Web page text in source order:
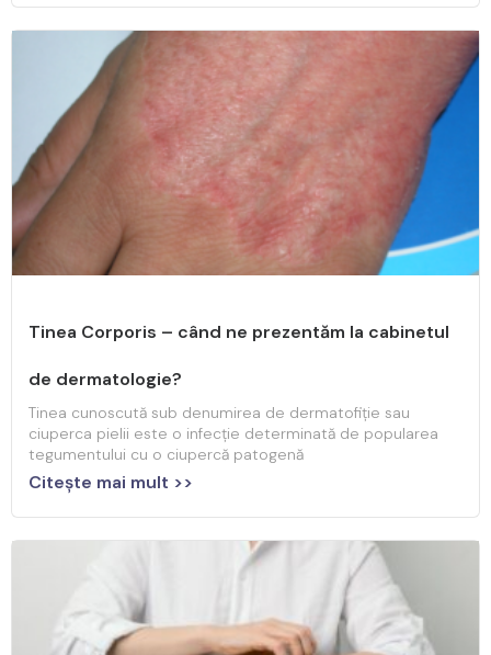
Tinea Corporis – când ne prezentăm la cabinetul
de dermatologie?
Tinea cunoscută sub denumirea de dermatofiție sau
ciuperca pielii este o infecție determinată de popularea
tegumentului cu o ciupercă patogenă
Citeşte mai mult >>